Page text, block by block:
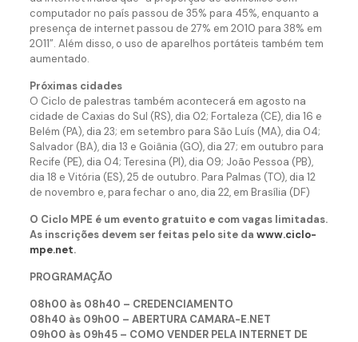
computador no país passou de 35% para 45%, enquanto a
presença de internet passou de 27% em 2010 para 38% em
2011”. Além disso, o uso de aparelhos portáteis também tem
aumentado.
Próximas cidades
O Ciclo de palestras também acontecerá em agosto na
cidade de Caxias do Sul (RS), dia 02; Fortaleza (CE), dia 16 e
Belém (PA), dia 23; em setembro para São Luís (MA), dia 04;
Salvador (BA), dia 13 e Goiânia (GO), dia 27; em outubro para
Recife (PE), dia 04; Teresina (PI), dia 09; João Pessoa (PB),
dia 18 e Vitória (ES), 25 de outubro. Para Palmas (TO), dia 12
de novembro e, para fechar o ano, dia 22, em Brasília (DF)
O Ciclo MPE é um evento gratuito e com vagas limitadas.
As inscrições devem ser feitas pelo site da www.ciclo-
mpe.net.
PROGRAMAÇÃO
08h00 às 08h40 – CREDENCIAMENTO
08h40 às 09h00 – ABERTURA CAMARA-E.NET
09h00 às 09h45 – COMO VENDER PELA INTERNET DE